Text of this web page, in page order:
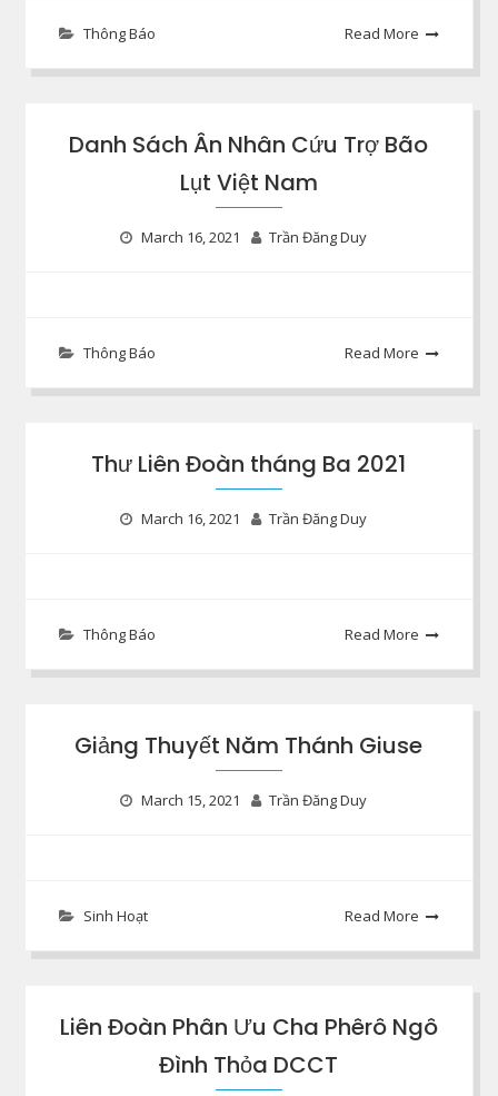
Thông Báo Read More
Danh Sách Ân Nhân Cứu Trợ Bão
Lụt Việt Nam
March 16, 2021 Trần Đăng Duy
Thông Báo Read More
Thư Liên Đoàn tháng Ba 2021
March 16, 2021 Trần Đăng Duy
Thông Báo Read More
Giảng Thuyết Năm Thánh Giuse
March 15, 2021 Trần Đăng Duy
Sinh Hoạt Read More
Liên Đoàn Phân Ưu Cha Phêrô Ngô
Đình Thỏa DCCT